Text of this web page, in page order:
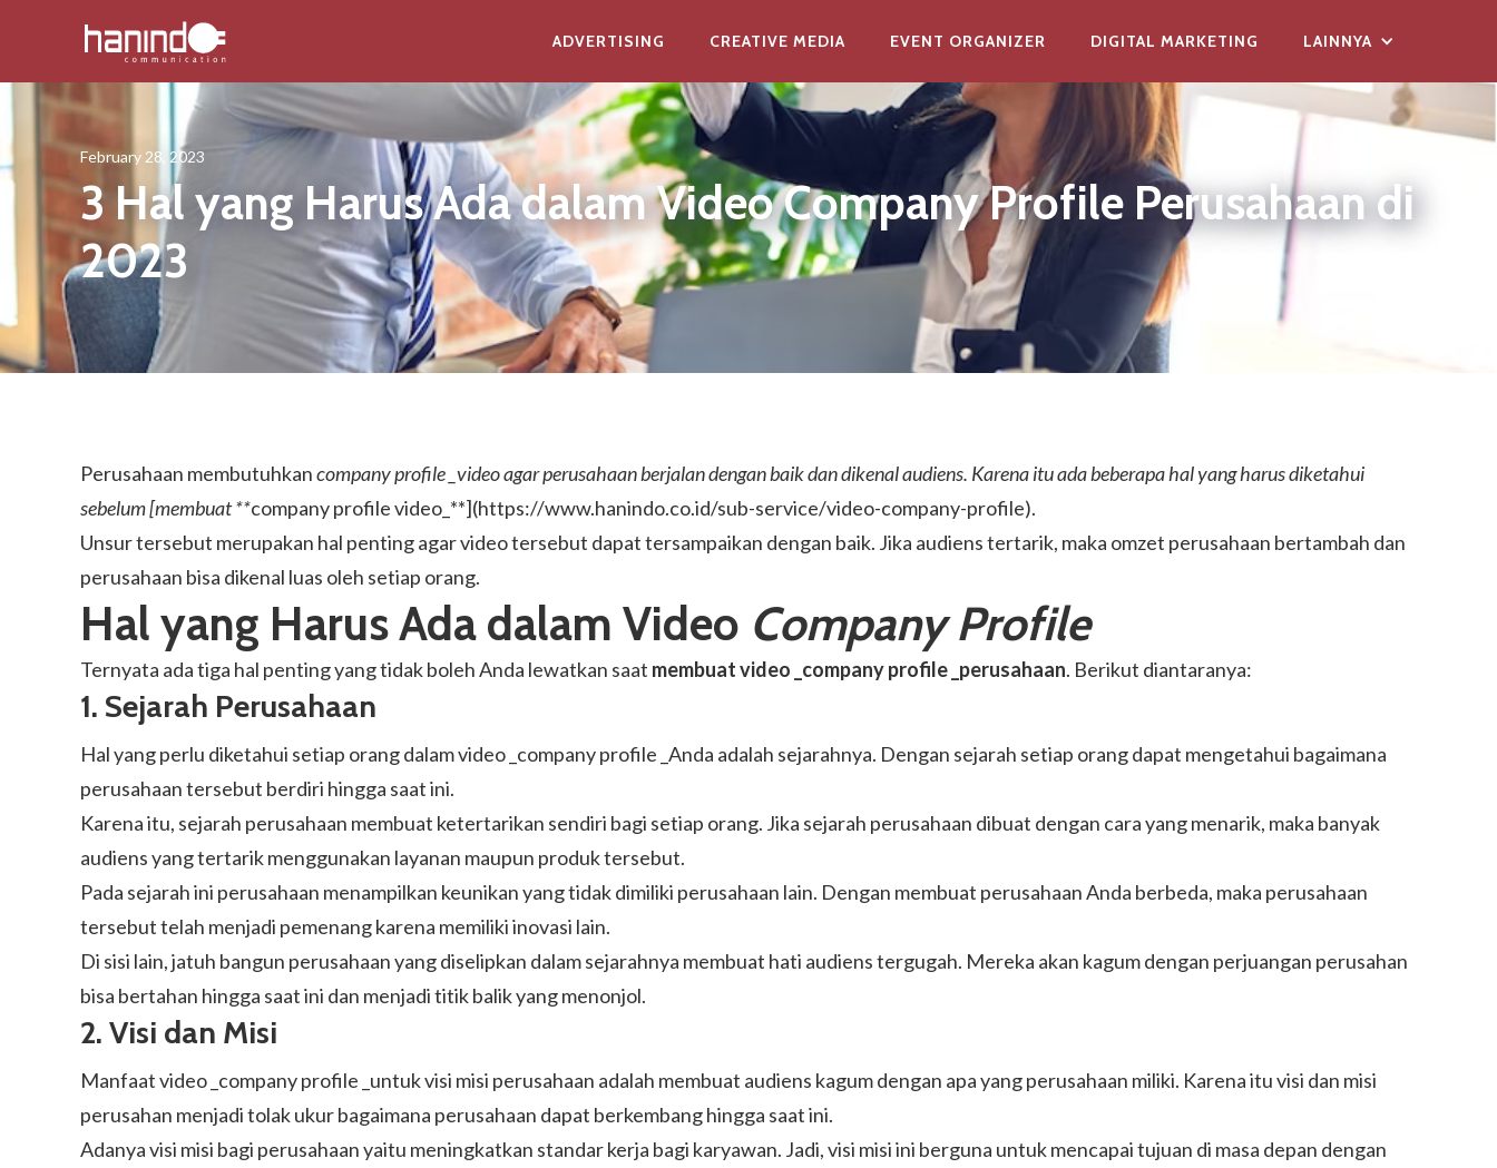
ADVERTISING CREATIVE MEDIA EVENT ORGANIZER DIGITAL MARKETING LAINNYA
February 28, 2023
3 Hal yang Harus Ada dalam Video Company Profile Perusahaan di
2023
Perusahaan membutuhkancompany profile _video agar perusahaan berjalan dengan baik dan dikenal audiens. Karena itu ada beberapa hal yang harus diketahui
sebelum [membuat **company profile video_**](https://www.hanindo.co.id/sub-service/video-company-profile).
Unsur tersebut merupakan hal penting agar video tersebut dapat tersampaikan dengan baik. Jika audiens tertarik, maka omzet perusahaan bertambah dan
perusahaan bisa dikenal luas oleh setiap orang.
Hal yang Harus Ada dalam Video Company Profile
Ternyata ada tiga hal penting yang tidak boleh Anda lewatkan saat membuat video _company profile _perusahaan. Berikut diantaranya:
1. Sejarah Perusahaan
Hal yang perlu diketahui setiap orang dalam video _company profile _Anda adalah sejarahnya. Dengan sejarah setiap orang dapat mengetahui bagaimana
perusahaan tersebut berdiri hingga saat ini.
Karena itu, sejarah perusahaan membuat ketertarikan sendiri bagi setiap orang. Jika sejarah perusahaan dibuat dengan cara yang menarik, maka banyak
audiens yang tertarik menggunakan layanan maupun produk tersebut.
Pada sejarah ini perusahaan menampilkan keunikan yang tidak dimiliki perusahaan lain. Dengan membuat perusahaan Anda berbeda, maka perusahaan
tersebut telah menjadi pemenang karena memiliki inovasi lain.
Di sisi lain, jatuh bangun perusahaan yang diselipkan dalam sejarahnya membuat hati audiens tergugah. Mereka akan kagum dengan perjuangan perusahan
bisa bertahan hingga saat ini dan menjadi titik balik yang menonjol.
2. Visi dan Misi
Manfaat video _company profile _untuk visi misi perusahaan adalah membuat audiens kagum dengan apa yang perusahaan miliki. Karena itu visi dan misi
perusahan menjadi tolak ukur bagaimana perusahaan dapat berkembang hingga saat ini.
Adanya visi misi bagi perusahaan yaitu meningkatkan standar kerja bagi karyawan. Jadi, visi misi ini berguna untuk mencapai tujuan di masa depan dengan